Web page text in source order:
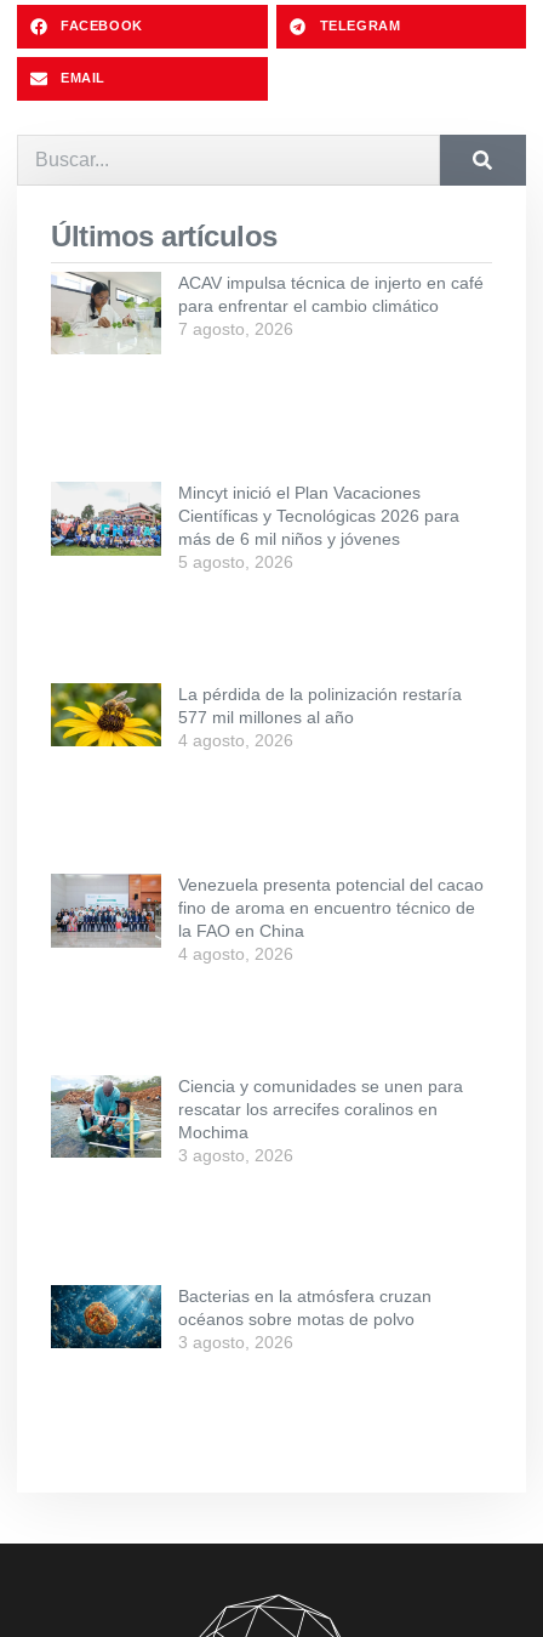
FACEBOOK TELEGRAM
EMAIL
Últimos artículos
ACAV impulsa técnica de injerto en café
para enfrentar el cambio climático
7 agosto, 2026
Mincyt inició el Plan Vacaciones
Científicas y Tecnológicas 2026 para
más de 6 mil niños y jóvenes
5 agosto, 2026
La pérdida de la polinización restaría
577 mil millones al año
4 agosto, 2026
Venezuela presenta potencial del cacao
fino de aroma en encuentro técnico de
la FAO en China
4 agosto, 2026
Ciencia y comunidades se unen para
rescatar los arrecifes coralinos en
Mochima
3 agosto, 2026
Bacterias en la atmósfera cruzan
océanos sobre motas de polvo
3 agosto, 2026